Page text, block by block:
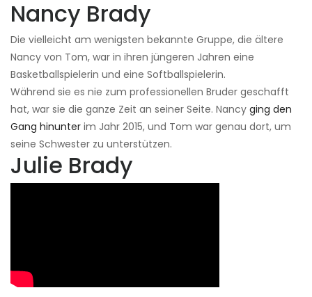
Nancy Brady
Die vielleicht am wenigsten bekannte Gruppe, die ältere
Nancy von Tom, war in ihren jüngeren Jahren eine
Basketballspielerin und eine Softballspielerin.
Während sie es nie zum professionellen Bruder geschafft
hat, war sie die ganze Zeit an seiner Seite. Nancy ging den
Gang hinunter im Jahr 2015, und Tom war genau dort, um
seine Schwester zu unterstützen.
Julie Brady